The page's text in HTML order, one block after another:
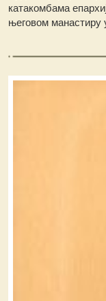
катакомбама
његовом манастиру